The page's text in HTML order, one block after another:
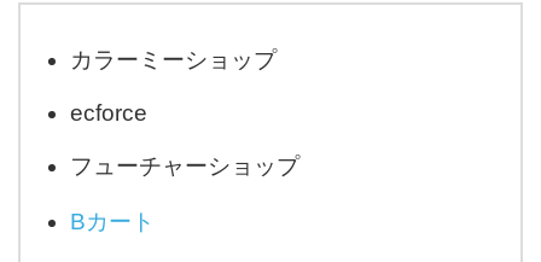
カラーミーショップ
ecforce
フューチャーショップ
Bカート